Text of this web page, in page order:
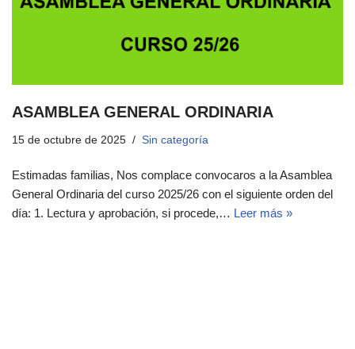
ASAMBLEA GENERAL ORDINARIA
15 de octubre de 2025 Sin categoría
Estimadas familias, Nos complace convocaros a la Asamblea
General Ordinaria del curso 2025/26 con el siguiente orden del
día: 1. Lectura y aprobación, si procede,… Leer más »